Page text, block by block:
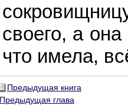
своего, а
что имела,
Предыдущая книга
Предыдущая глава